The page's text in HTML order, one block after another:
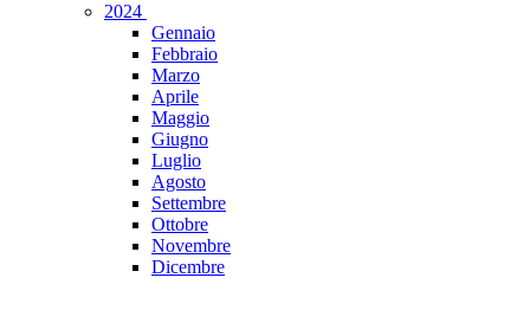
2024
Gennaio
Febbraio
Marzo
Aprile
Maggio
Giugno
Luglio
Agosto
Settembre
Ottobre
Novembre
Dicembre